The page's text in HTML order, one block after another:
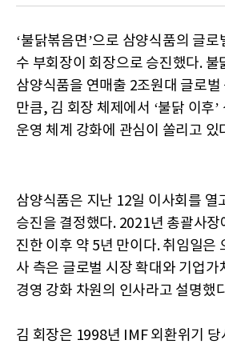
‘불닭볶음면’으로 삼양식품의 글로
수 부회장이 회장으로 승진했다. 불
삼양식품을 연매출 2조원대 글로
만큼, 김 회장 체제에서 ‘불닭 이후
운영 체계 강화에 관심이 쏠리고 있
삼양식품은 지난 12일 이사회를 열
승진을 결정했다. 2021년 총괄사
진한 이후 약 5년 만이다. 취임일은
사 측은 글로벌 시장 확대와 기업가
경영 강화 차원의 인사라고 설명했
김 회장은 1998년 IMF 외환위기